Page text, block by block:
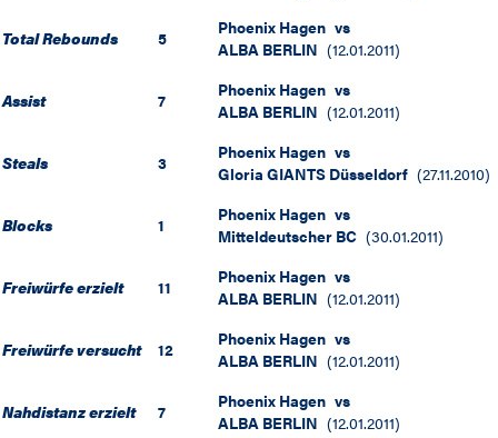
Total Rebounds 5 Phoenix Hagen vs
ALBA BERLIN (12.01.2011)
Assist 7 Phoenix Hagen vs
ALBA BERLIN (12.01.2011)
Steals 3 Phoenix Hagen vs
Gloria GIANTS Düsseldorf (27.11.2010)
Blocks 1 Phoenix Hagen vs
Mitteldeutscher BC (30.01.2011)
Freiwürfe erzielt 11 Phoenix Hagen vs
ALBA BERLIN (12.01.2011)
Freiwürfe versucht 12 Phoenix Hagen vs
ALBA BERLIN (12.01.2011)
Nahdistanz erzielt 7 Phoenix Hagen vs
ALBA BERLIN (12.01.2011)